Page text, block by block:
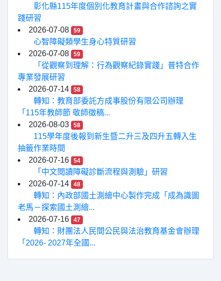
彰化縣115年度個別化教育計畫與合作諮詢之實
踐研習
2026-07-08
59
心智障礙類學生身心特質研習
2026-07-08
59
「從觀察到理解：行為觀察紀錄實踐」普特合作
專業發展研習
2026-07-14
58
轉知：教育部委託方成事股份有限公司辦理
「115年教師節 敬師徵稿...
2026-08-03
58
115學年度後報到新生暨二升三及四升五轉入生
抽籤作業時間
2026-07-16
54
「中文閱讀障礙診斷流程與測驗」研習
2026-07-14
48
轉知：內政部國土測繪中心製作完成「成為識圖
老馬－探索國土測繪...
2026-07-16
47
轉知：財團法人民間公民與法治教育基金會辦理
「2026- 2027年全國...